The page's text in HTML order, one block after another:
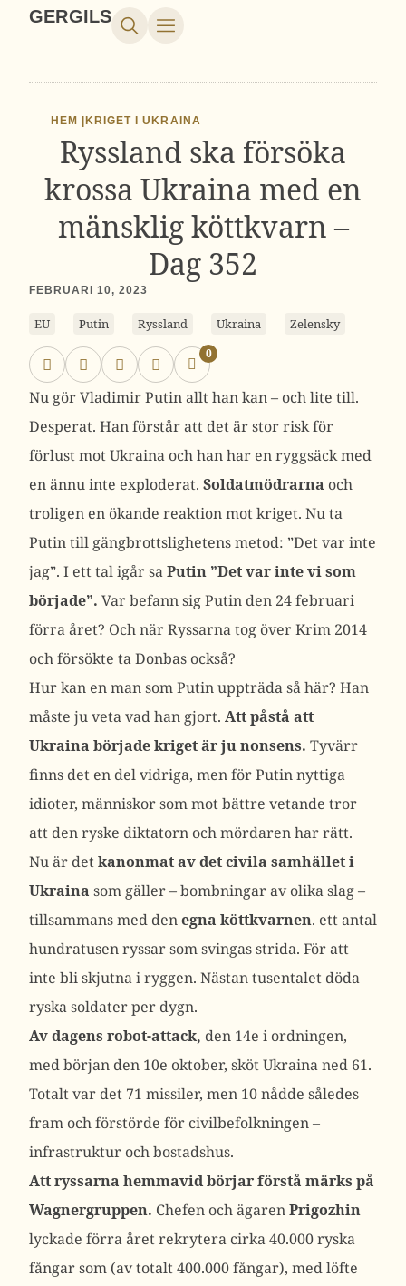
GERGILS
HEM | KRIGET I UKRAINA
Ryssland ska försöka
krossa Ukraina med en
mänsklig köttkvarn –
Dag 352
FEBRUARI 10, 2023
EU Putin Ryssland Ukraina Zelensky
0
Nu gör Vladimir Putin allt han kan – och lite till.
Desperat. Han förstår att det är stor risk för
förlust mot Ukraina och han har en ryggsäck med
en ännu inte exploderat. Soldatmödrarna och
troligen en ökande reaktion mot kriget. Nu ta
Putin till gängbrottslighetens metod: ”Det var inte
jag”. I ett tal igår saPutin ”Det var inte vi som
började”. Var befann sig Putin den 24 februari
förra året? Och när Ryssarna tog över Krim 2014
och försökte ta Donbas också?
Hur kan en man som Putin uppträda så här? Han
måste ju veta vad han gjort. Att påstå att
Ukraina började kriget är ju nonsens. Tyvärr
finns det en del vidriga, men för Putin nyttiga
idioter, människor som mot bättre vetande tror
att den ryske diktatorn och mördaren har rätt.
Nu är detkanonmat av det civila samhället i
Ukraina som gäller – bombningar av olika slag –
tillsammans med denegna köttkvarnen. ett antal
hundratusen ryssar som svingas strida. För att
inte bli skjutna i ryggen. Nästan tusentalet döda
ryska soldater per dygn.
Av dagens robot-attack, den 14e i ordningen,
med början den 10e oktober, sköt Ukraina ned 61.
Totalt var det 71 missiler, men 10 nådde således
fram och förstörde för civilbefolkningen –
infrastruktur och bostadshus.
Att ryssarna hemmavid börjar förstå märks på
Wagnergruppen. Chefen och ägarenPrigozhin
lyckade förra året rekrytera cirka 40.000 ryska
fångar som (av totalt 400.000 fångar), med löfte